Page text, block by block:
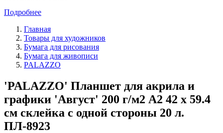
Подробнее
Главная
Товары для художников
Бумага для рисования
Бумага для живописи
PALAZZO
'PALAZZO' Планшет для акрила и
графики 'Август' 200 г/м2 A2 42 х 59.4
см склейка с одной стороны 20 л.
ПЛ-8923